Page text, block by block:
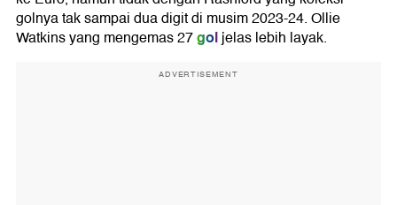
golnya tak sampai dua digit di musim 2023-24. Ollie
Watkins yang mengemas 27goljelas lebih layak.
ADVERTISEMENT